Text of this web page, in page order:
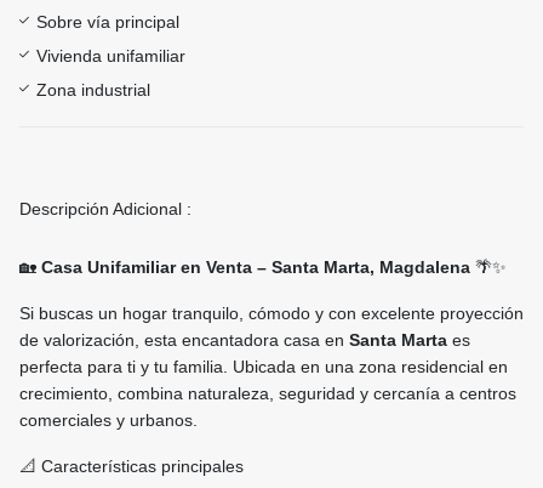
Sobre vía principal
Vivienda unifamiliar
Zona industrial
Descripción Adicional :
🏡 Casa Unifamiliar en Venta – Santa Marta, Magdalena 🌴✨
Si buscas un hogar tranquilo, cómodo y con excelente proyección
de valorización, esta encantadora casa en Santa Marta es
perfecta para ti y tu familia. Ubicada en una zona residencial en
crecimiento, combina naturaleza, seguridad y cercanía a centros
comerciales y urbanos.
📐 Características principales